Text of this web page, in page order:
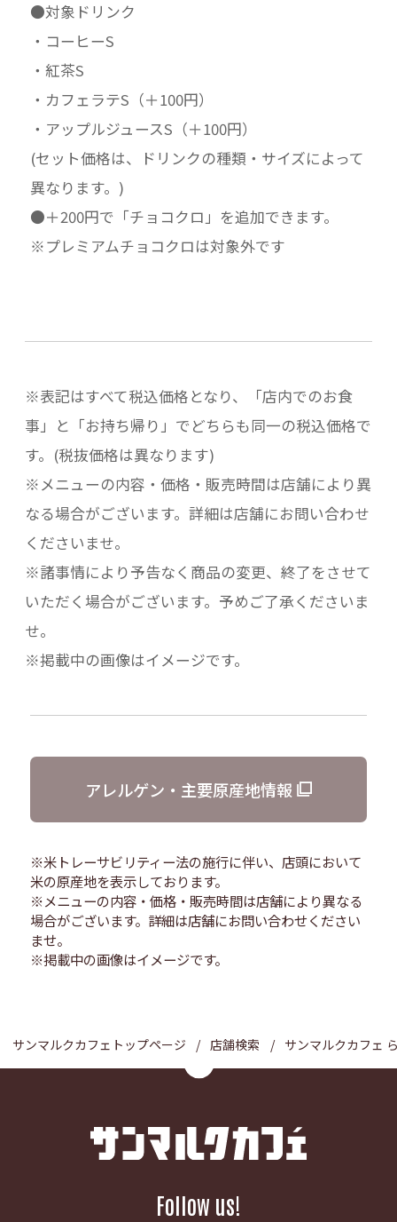
●対象ドリンク
・コーヒーS
・紅茶S
・カフェラテS（＋100円）
・アップルジュースS（＋100円）
(セット価格は、ドリンクの種類・サイズによって
異なります。)
●＋200円で「チョコクロ」を追加できます。
※プレミアムチョコクロは対象外です
※表記はすべて税込価格となり、「店内でのお食
事」と「お持ち帰り」でどちらも同一の税込価格で
す。(税抜価格は異なります)
※メニューの内容・価格・販売時間は店舗により異
なる場合がございます。詳細は店舗にお問い合わせ
くださいませ。
※諸事情により予告なく商品の変更、終了をさせて
いただく場合がございます。予めご了承くださいま
せ。
※掲載中の画像はイメージです。
アレルゲン・主要原産地情報
※米トレーサビリティー法の施行に伴い、店頭において
米の原産地を表示しております。
※メニューの内容・価格・販売時間は店舗により異なる
場合がございます。詳細は店舗にお問い合わせください
ませ。
※掲載中の画像はイメージです。
サンマルクカフェトップページ 店舗検索 サンマルクカフェ
Follow us!